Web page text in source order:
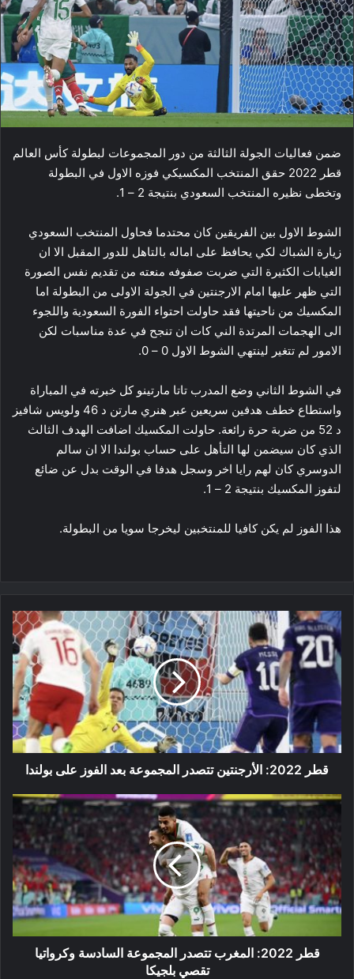
ضمن فعاليات الجولة الثالثة من دور المجموعات لبطولة كأس العالم
قطر 2022 حقق المنتخب ​المكسيك​ي فوزه الاول في البطولة
وتخطى نظيره المنتخب السعودي بنتيجة 2 – 1.
الشوط الاول بين الفريقين كان محتدما فحاول المنتخب السعودي
زيارة الشباك لكي يحافظ على اماله بالتاهل للدور المقبل الا ان
الغيابات الكثيرة التي ضربت صفوفه منعته من تقديم نفس الصورة
التي ظهر عليها امام الارجنتين في الجولة الاولى من البطولة اما
المكسيك من ناحيتها فقد حاولت احتواء الفورة ​السعودية​ واللجوء
الى الهجمات المرتدة الني كات ان تنجح في عدة مناسبات لكن
الامور لم تتغير لينتهي الشوط الاول 0 – 0.
في الشوط الثاني وضع المدرب تاتا مارتينو كل خبرته في المباراة
واستطاع خطف هدفين سريعين عبر هنري مارتن د 46 ولويس شافيز
د 52 من ضربة حرة رائعة. حاولت المكسيك اضافت الهدف الثالث
الذي كان سيضمن لها التأهل على حساب بولندا الا ان سالم
الدوسري كان لهم رايا اخر وسجل هدفا في الوقت بدل عن ضائع
لتفوز المكسيك بنتيجة 2 – 1.
هذا الفوز لم يكن كافيا للمنتخبين ليخرجا سويا من البطولة.
قطر
2022:
الأرجنتين
تتصدر
المجموعة
بعد
على
بولندا
قطر 2022: الأرجنتين تتصدر المجموعة بعد الفوز على بولندا
قطر
تتصدر
المجموعة
السادسة
وكرواتيا
تقصي
بلجيكا
قطر 2022: المغرب تتصدر المجموعة السادسة وكرواتيا
تقصي بلجيكا